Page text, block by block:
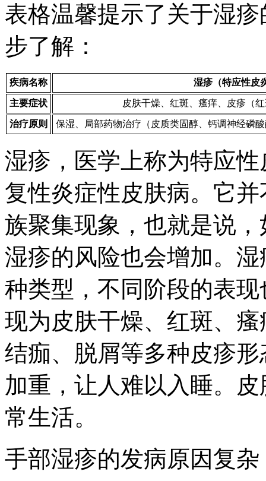
表格温馨提示了关于湿
步了解：
疾病名称 湿疹（特应性皮
主要症状 皮肤干燥、红斑、瘙痒、皮疹（
治疗原则 保湿、局部药物治疗（皮质类固醇、钙调神经磷
湿疹，医学上称为特应
复性炎症性皮肤病。它
族聚集现象，也就是说
湿疹的风险也会增加。
种类型，不同阶段的表
现为皮肤干燥、红斑、
结痂、脱屑等多种皮疹
加重，让人难以入睡。
常生活。
手部湿疹的发病原因复